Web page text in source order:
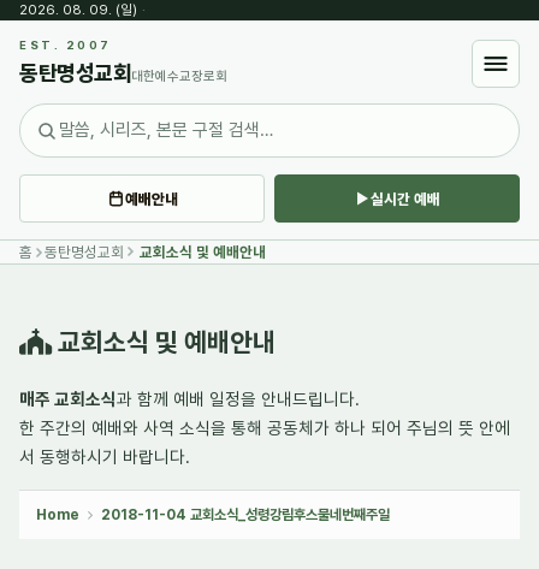
2026. 08. 09. (일) ·
EST. 2007
동탄명성교회 대한예수교장로회
예배안내 실시간 예배
홈 동탄명성교회 교회소식 및 예배안내
교회소식 및 예배안내
매주 교회소식과 함께 예배 일정을 안내드립니다.
한 주간의 예배와 사역 소식을 통해 공동체가 하나 되어 주님의 뜻 안에
서 동행하시기 바랍니다.
Home 2018-11-04 교회소식_성령강림후스물네번째주일
Sketchbook5, 스케치북5
Sketchbook5, 스케치북5